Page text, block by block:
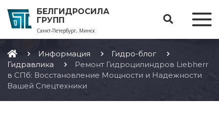
БЕЛГИДРОСИЛА
ГРУПП
Санкт-Петербург, Минск
Информация
Гидро-блог
Гидравлика
Ремонт Гидроцилиндров Liebherr
в СПб: Восстановление Мощности и Надежности
Вашей Спецтехники